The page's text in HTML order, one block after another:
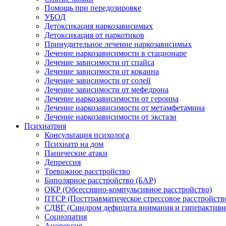
Помощь при передозировке
УБОД
Детоксикация наркозависимых
Детоксикация от наркотиков
Принудительное лечение наркозависимых
Лечение наркозависимости в стационаре
Лечение зависимости от спайса
Лечение зависимости от кокаина
Лечение зависимости от солей
Лечение зависимости от мефедрона
Лечение наркозависимости от героина
Лечение наркозависимости от метамфетамина
Лечение наркозависимости от экстази
Психиатрия
Консультация психолога
Психиатр на дом
Панические атаки
Депрессия
Тревожное расстройство
Биполярное расстройство (БАР)
ОКР (Обсессивно-компульсивное расстройство)
ПТСР (Посттравматическое стрессовое
СДВГ (Синдром дефицита внимания и
Социопатия